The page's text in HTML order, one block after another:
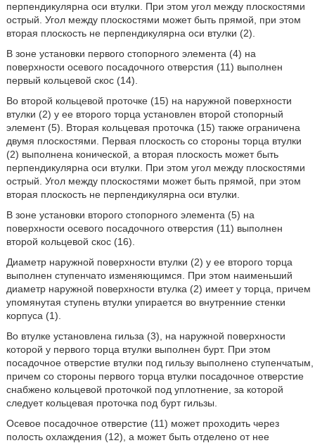
перпендикулярна оси втулки. При этом угол между плоскостями
острый. Угол между плоскостями может быть прямой, при этом
вторая плоскость не перпендикулярна оси втулки (2).
В зоне установки первого стопорного элемента (4) на
поверхности осевого посадочного отверстия (11) выполнен
первый кольцевой скос (14).
Во второй кольцевой проточке (15) на наружной поверхности
втулки (2) у ее второго торца установлен второй стопорный
элемент (5). Вторая кольцевая проточка (15) также ограничена
двумя плоскостями. Первая плоскость со стороны торца втулки
(2) выполнена конической, а вторая плоскость может быть
перпендикулярна оси втулки. При этом угол между плоскостями
острый. Угол между плоскостями может быть прямой, при этом
вторая плоскость не перпендикулярна оси втулки.
В зоне установки второго стопорного элемента (5) на
поверхности осевого посадочного отверстия (11) выполнен
второй кольцевой скос (16).
Диаметр наружной поверхности втулки (2) у ее второго торца
выполнен ступенчато изменяющимся. При этом наименьший
диаметр наружной поверхности втулка (2) имеет у торца, причем
упомянутая ступень втулки упирается во внутренние стенки
корпуса (1).
Во втулке установлена гильза (3), на наружной поверхности
которой у первого торца втулки выполнен бурт. При этом
посадочное отверстие втулки под гильзу выполнено ступенчатым,
причем со стороны первого торца втулки посадочное отверстие
снабжено кольцевой проточкой под уплотнение, за которой
следует кольцевая проточка под бурт гильзы.
Осевое посадочное отверстие (11) может проходить через
полость охлаждения (12), а может быть отделено от нее